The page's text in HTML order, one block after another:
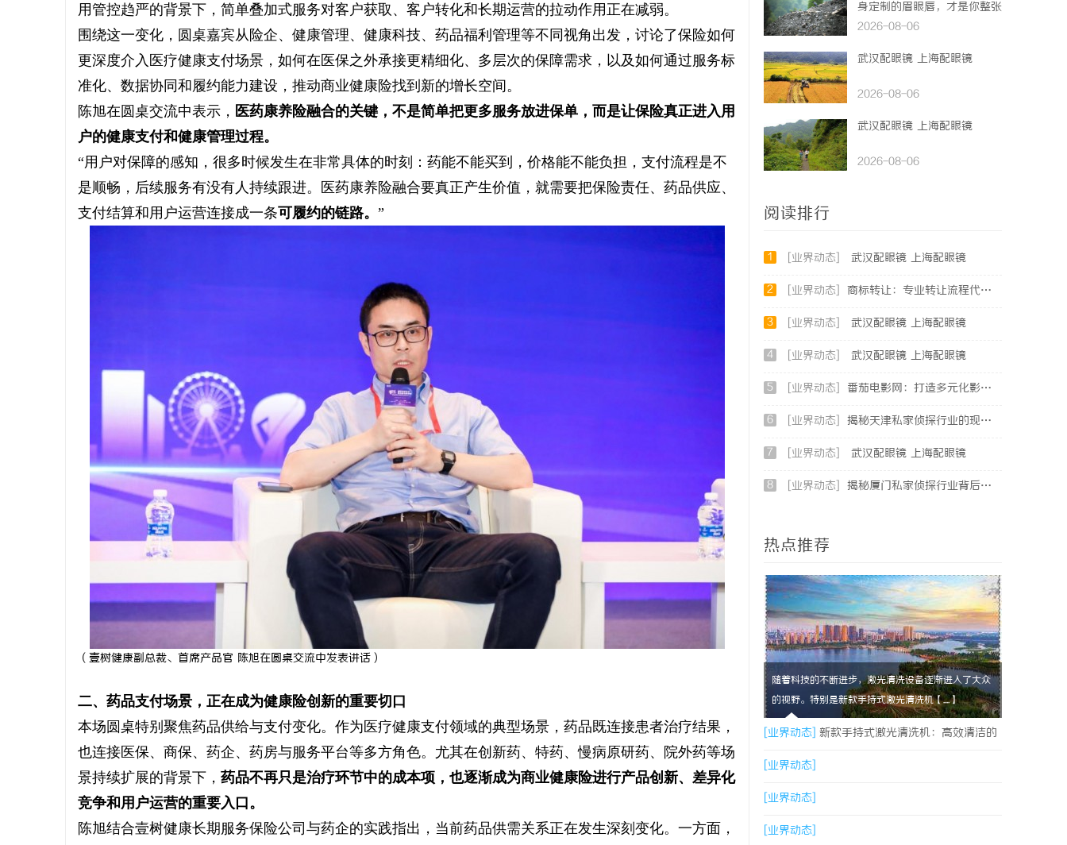
用管控趋严的背景下，简单叠加式服务对客户获取、客户转化和长期运营的拉动作用正在减弱。
围绕这一变化，圆桌嘉宾从险企、健康管理、健康科技、药品福利管理等不同视角出发，讨论了保险如何
更深度介入医疗健康支付场景，如何在医保之外承接更精细化、多层次的保障需求，以及如何通过服务标
准化、数据协同和履约能力建设，推动商业健康险找到新的增长空间。
陈旭在圆桌交流中表示， 医药康养险融合的关键，不是简单把更多服务放进保单，而是让保险真正进入用
户的健康支付和健康管理过程。
“用户对保障的感知，很多时候发生在非常具体的时刻：药能不能买到，价格能不能负担，支付流程是不
是顺畅，后续服务有没有人持续跟进。医药康养险融合要真正产生价值，就需要把保险责任、药品供应、
支付结算和用户运营连接成一条可履约的链路。 ”
（ 壹树健康副总裁、首席产品官 陈旭在圆桌交流中发表讲话 ）
二、药品支付场景，正在成为健康险创新的重要切口
本场圆桌特别聚焦药品供给与支付变化。作为医疗健康支付领域的典型场景，药品既连接患者治疗结果，
也连接医保、商保、药企、药房与服务平台等多方角色。尤其在创新药、特药、慢病原研药、院外药等场
景持续扩展的背景下， 药品不再只是治疗环节中的成本项，也逐渐成为商业健康险进行产品创新、差异化
竞争和用户运营的重要入口。
陈旭结合壹树健康长期服务保险公司与药企的实践指出，当前药品供需关系正在发生深刻变化。一方面，
身定制的眉眼唇，才是你整张
脸的点睛之笔！淡颜系女生的
2026-08-06
武汉配眼镜 上海配眼镜
2026-08-06
武汉配眼镜 上海配眼镜
2026-08-06
阅读排行
1 [业界动态] 武汉配眼镜 上海配眼镜
2 [业界动态] 商标转让：专业转让流程代办，包转让成功再付款
3 [业界动态] 武汉配眼镜 上海配眼镜
4 [业界动态] 武汉配眼镜 上海配眼镜
5 [业界动态] 番茄电影网：打造多元化影视资源平台的新时代先锋
6 [业界动态] 揭秘天津私家侦探行业的现状与发展趋势
7 [业界动态] 武汉配眼镜 上海配眼镜
8 [业界动态] 揭秘厦门私家侦探行业背后的故事与服务价值
热点推荐
随着科技的不断进步，激光清洗设备逐渐进入了大众
的视野。特别是新款手持式激光清洗机【....】
[业界动态] 新款手持式激光清洗机：高效清洁的
新时代
[业界动态]
[业界动态]
[业界动态]